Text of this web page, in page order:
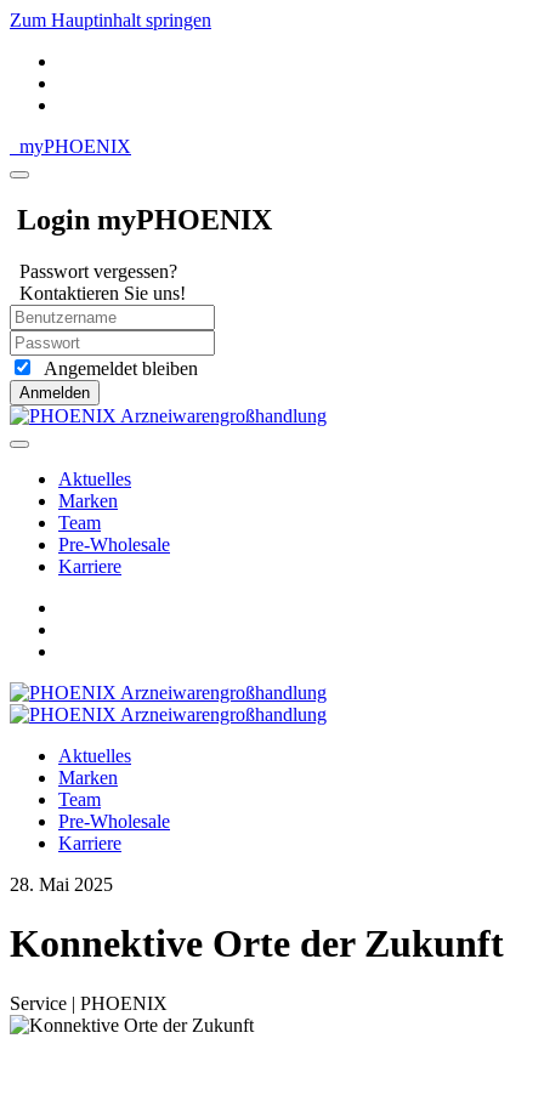
Zum Hauptinhalt springen
myPHOENIX
Login myPHOENIX
Passwort vergessen?
Kontaktieren Sie uns!
Angemeldet bleiben
Anmelden
Aktuelles
Marken
Team
Pre-Wholesale
Karriere
Aktuelles
Marken
Team
Pre-Wholesale
Karriere
28. Mai 2025
Konnektive Orte der Zukunft
Service | PHOENIX